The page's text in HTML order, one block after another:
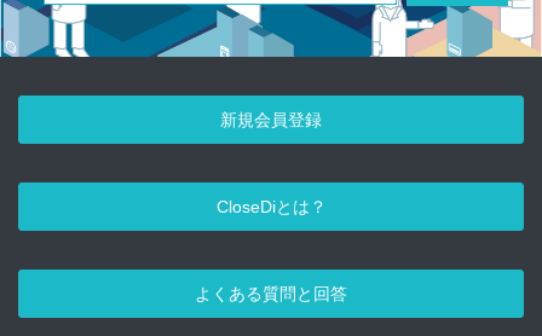
新規会員登録
CloseDiとは？
よくある質問と回答